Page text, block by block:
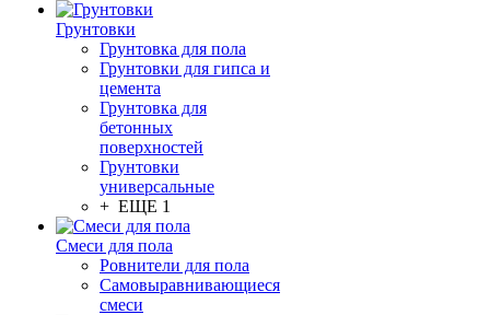
Грунтовки
Грунтовка для пола
Грунтовки для гипса и
цемента
Грунтовка для
бетонных
поверхностей
Грунтовки
универсальные
+ ЕЩЕ 1
Смеси для пола
Ровнители для пола
Самовыравнивающиеся
смеси